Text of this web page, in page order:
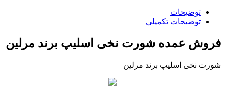
توضیحات
توضیحات تکمیلی
فروش عمده شورت نخی اسلیپ برند مرلین
شورت نخی اسلیپ برند مرلین